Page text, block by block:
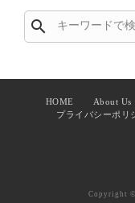
search
HOME About Us
プライバシーポリ
Copyright ©